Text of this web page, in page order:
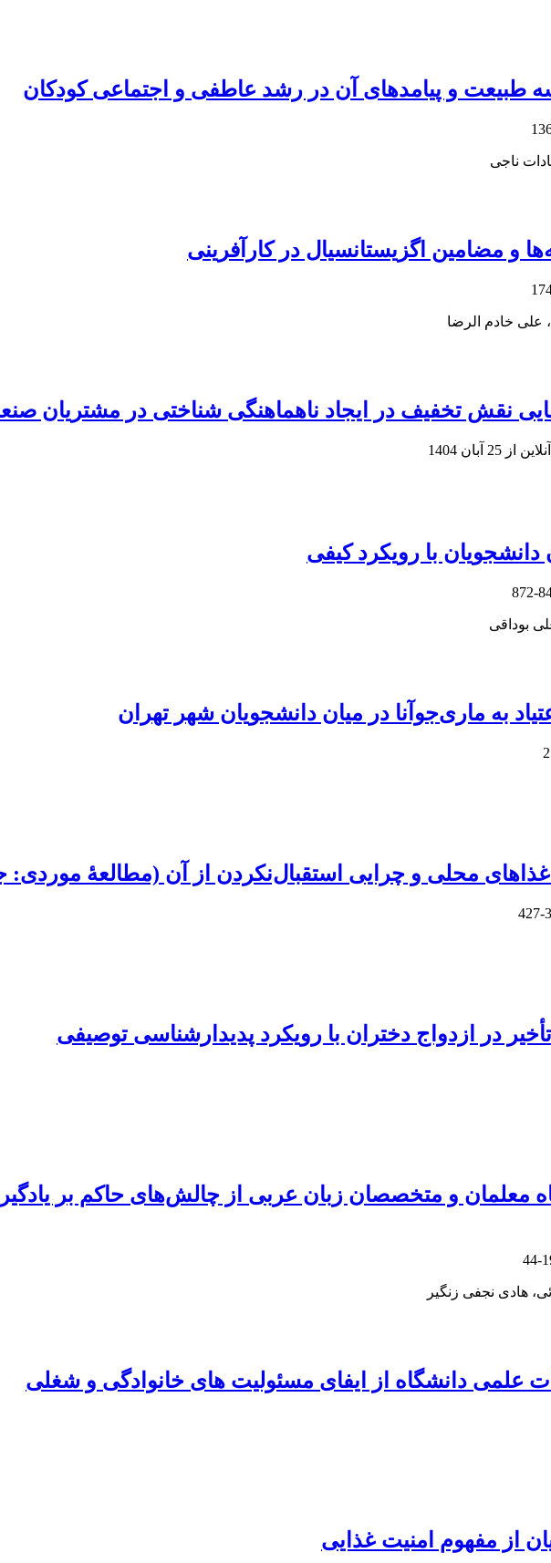
طبیعت و پیامدهای آن در رشد عاطفی و اجتماعی کودکان
ناجی
و مضامین اگزیستانسیال در کارآفرینی
علی خادم الرضا
نقش تخفیف در ایجاد ناهماهنگی شناختی در مشتریان
از 25 آبان 1404
با رویکرد کیفی
بوداقی
به ماری‌جوآنا در میان دانشجویان شهر تهران
غذاهای محلی و چرایی استقبال‌نکردن از آن (مطالعۀ
در ازدواج دختران با رویکرد پدیدارشناسی توصیفی
معلمان و متخصصان زبان عربی از چالش‌های حاکم بر
هادی نجفی زنگیر
علمی دانشگاه از ایفای مسئولیت های خانوادگی و شغلی
از مفهوم امنیت غذایی